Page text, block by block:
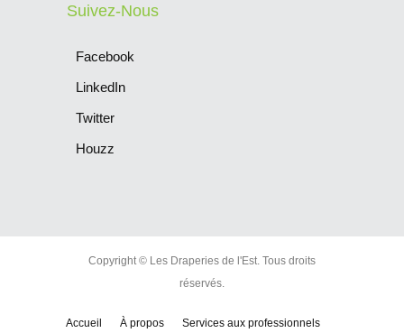
Suivez-Nous
Facebook
LinkedIn
Twitter
Houzz
Copyright © Les Draperies de l'Est. Tous droits
réservés.
Accueil À propos Services aux professionnels